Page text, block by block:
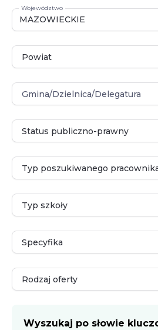
Województwo
MAZOWIECKIE
Powiat
Powiat
Gmina/Dzielnica/Delegatura
Gmina/Dzielnica/Delegatura
Status publiczno-prawny
Status publiczno-prawny
Typ poszukiwanego
Typ poszukiwanego
Typ szkoły
Typ szkoły
Specyfika
Specyfika
Rodzaj oferty
Rodzaj oferty
Wyszukaj po słowie